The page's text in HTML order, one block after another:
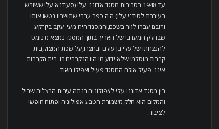
עד 1948 בסביבות מסגד אדוננו עלי (סעידנא עלי ששובש
בעיברת לסידני עלי) היה כפר ערבי שתושביו נטשו אותו
ורובם עברו לגור בשכם,והמסגד היה מעין עקב בקרקע
שבחלק המערבי של הארץ. בתוך המסגד נמצא מונומט
להנצחתו של עלי בן עולם ובחצרו,על שפת המצוק,בית
קברות מוסלמי שלא ידוע מי היו הנקברים בו. בית הקברות
איננו פעיל אולם המסגד פעיל ואפילו מאוד.
בין מסגד אדוננו עלי לאפולוניה בנתה עירית הרצליה שביל
והמקום הוא חלק משמורת הטבע אפולוניה ופתוח חופשי
לציבור.